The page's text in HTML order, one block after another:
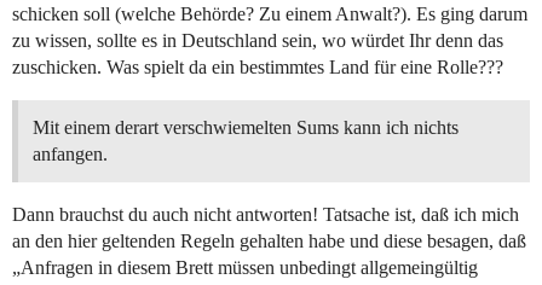
schicken soll (welche Behörde? Zu einem Anwalt?). Es ging darum
zu wissen, sollte es in Deutschland sein, wo würdet Ihr denn das
zuschicken. Was spielt da ein bestimmtes Land für eine Rolle???
Mit einem derart verschwiemelten Sums kann ich nichts
anfangen.
Dann brauchst du auch nicht antworten! Tatsache ist, daß ich mich
an den hier geltenden Regeln gehalten habe und diese besagen, daß
„Anfragen in diesem Brett müssen unbedingt allgemeingültig